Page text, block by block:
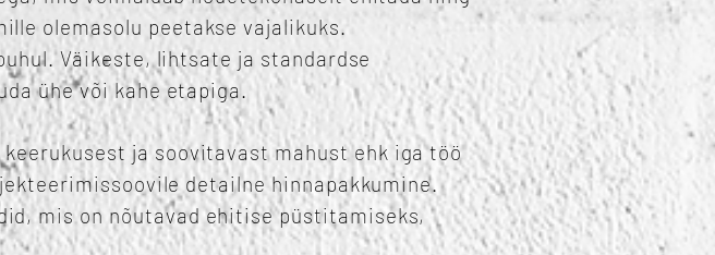
olemasolu peetakse vajalikuks.
Väikeste, lihtsate ja standardse
ühe või kahe etapiga.
ja soovitavast mahust ehk iga töö
detailne hinnapakkumine.
mis on nõutavad ehitise püstitamiseks,